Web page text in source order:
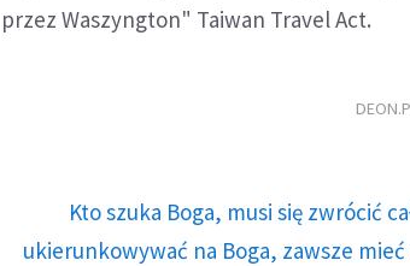
przez Waszyngton" Taiwan Travel Act.
Kto szuka Boga, musi się zwrócić
ukierunkowywać na Boga, zawsze